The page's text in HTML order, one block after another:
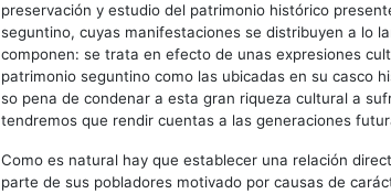
preservación y estudio del patrimonio histórico
seguntino, cuyas manifestaciones se distribuyen a lo
componen: se trata en efecto de unas expresiones
patrimonio seguntino como las ubicadas en su casco
so pena de condenar a esta gran riqueza cultural a
tendremos que rendir cuentas a las generaciones
Como es natural hay que establecer una relación
parte de sus pobladores motivado por causas de